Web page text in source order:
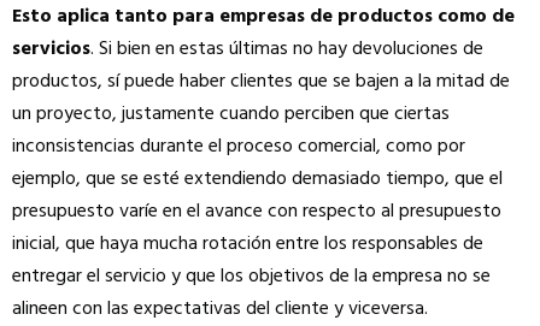
Esto aplica tanto para empresas de productos como de
servicios. Si bien en estas últimas no hay devoluciones de
productos, sí puede haber clientes que se bajen a la mitad de
un proyecto, justamente cuando perciben que ciertas
inconsistencias durante el proceso comercial, como por
ejemplo, que se esté extendiendo demasiado tiempo, que el
presupuesto varíe en el avance con respecto al presupuesto
inicial, que haya mucha rotación entre los responsables de
entregar el servicio y que los objetivos de la empresa no se
alineen con las expectativas del cliente y viceversa.